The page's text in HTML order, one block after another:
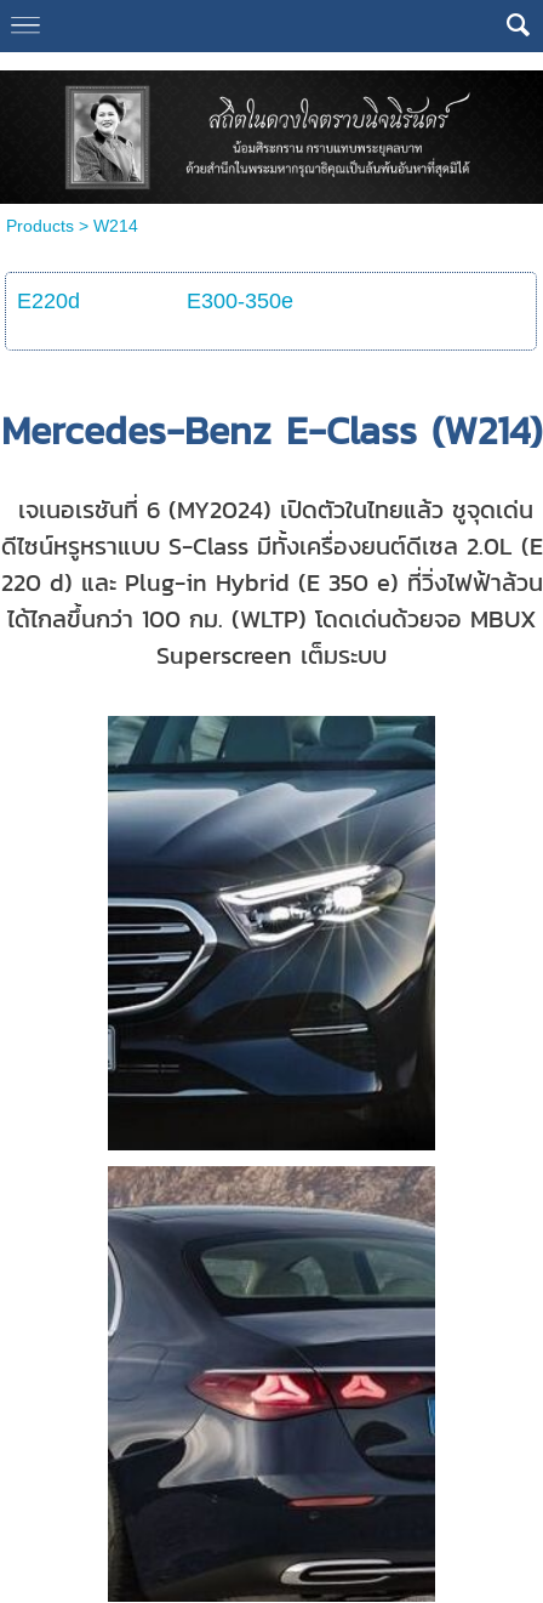
Products> W214
E220d E300-350e
Mercedes-Benz E-Class (W214)
เจเนอเรชันที่ 6 (MY2024) เปิดตัวในไทยแล้ว ชูจุดเด่น
ดีไซน์หรูหราแบบ S-Class มีทั้งเครื่องยนต์ดีเซล 2.0L (E
220 d) และ Plug-in Hybrid (E 350 e) ที่วิ่งไฟฟ้าล้วน
ได้ไกลขึ้นกว่า 100 กม. (WLTP) โดดเด่นด้วยจอ MBUX
Superscreen เต็มระบบ